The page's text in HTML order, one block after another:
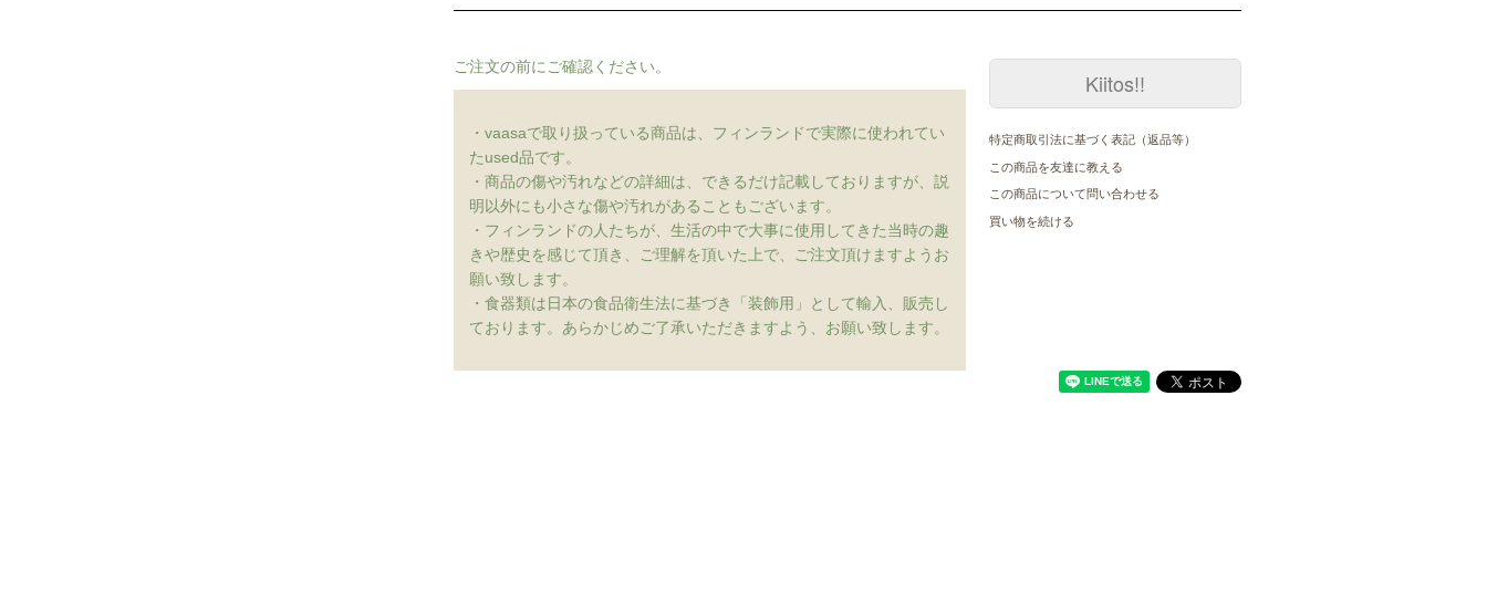
ご注文の前にご確認ください。
・vaasaで取り扱っている商品は、フィンランドで実際に使われてい
たused品です。
・商品の傷や汚れなどの詳細は、できるだけ記載しておりますが、説
明以外にも小さな傷や汚れがあることもございます。
・フィンランドの人たちが、生活の中で大事に使用してきた当時の趣
きや歴史を感じて頂き、ご理解を頂いた上で、ご注文頂けますようお
願い致します。
・食器類は日本の食品衛生法に基づき「装飾用」として輸入、販売し
ております。あらかじめご了承いただきますよう、お願い致します。
Kiitos!!
特定商取引法に基づく表記（返品等）
この商品を友達に教える
この商品について問い合わせる
買い物を続ける